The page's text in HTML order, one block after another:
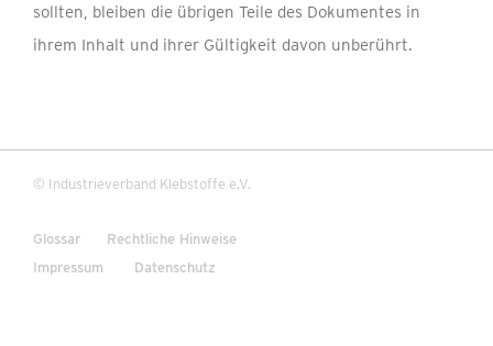
sollten, bleiben die übrigen Teile des Dokumentes in
ihrem Inhalt und ihrer Gültigkeit davon unberührt.
© Industrieverband Klebstoffe e.V.
Glossar
Rechtliche Hinweise
Impressum
Datenschutz